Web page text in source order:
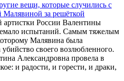
вещи, которые случились с
Малявиной за решёткой
России Валентины
испытаний. Самым тяжелым
Малявина была
своего возлюбленного.
Александровна провела в
и радости, и горести, и драки,